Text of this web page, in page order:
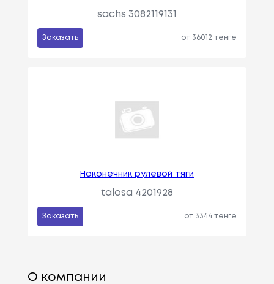
sachs 3082119131
Заказать от 36012 тенге
Наконечник рулевой тяги
talosa 4201928
Заказать от 3344 тенге
О компании